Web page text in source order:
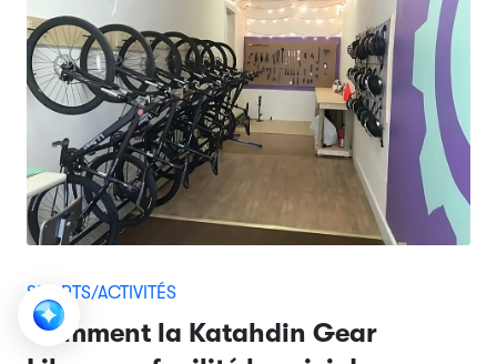
SPORTS/ACTIVITÉS
Comment la Katahdin Gear